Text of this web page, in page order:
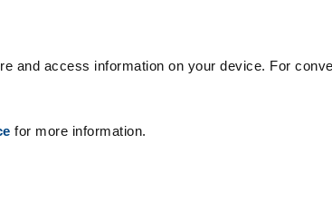
and access information on your device. For
for more information.